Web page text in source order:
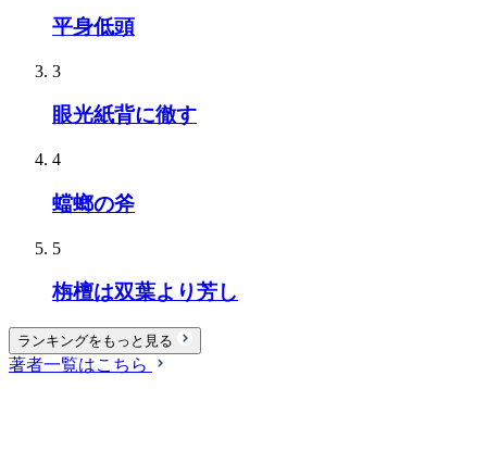
平身低頭
3
眼光紙背に徹す
4
蟷螂の斧
5
栴檀は双葉より芳し
ランキングをもっと見る
著者一覧はこちら